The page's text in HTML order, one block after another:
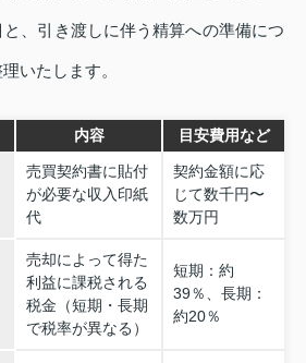
、引き渡しに伴う精算への準備につ
いたします。
内容 目安費用など
売買契約書に貼付
が必要な収入印紙
代
契約金額に応
じて数千円〜
数万円
売却によって得た
利益に課税される
税金（短期・長期
で税率が異なる）
短期：約
39％、長期：
約20％